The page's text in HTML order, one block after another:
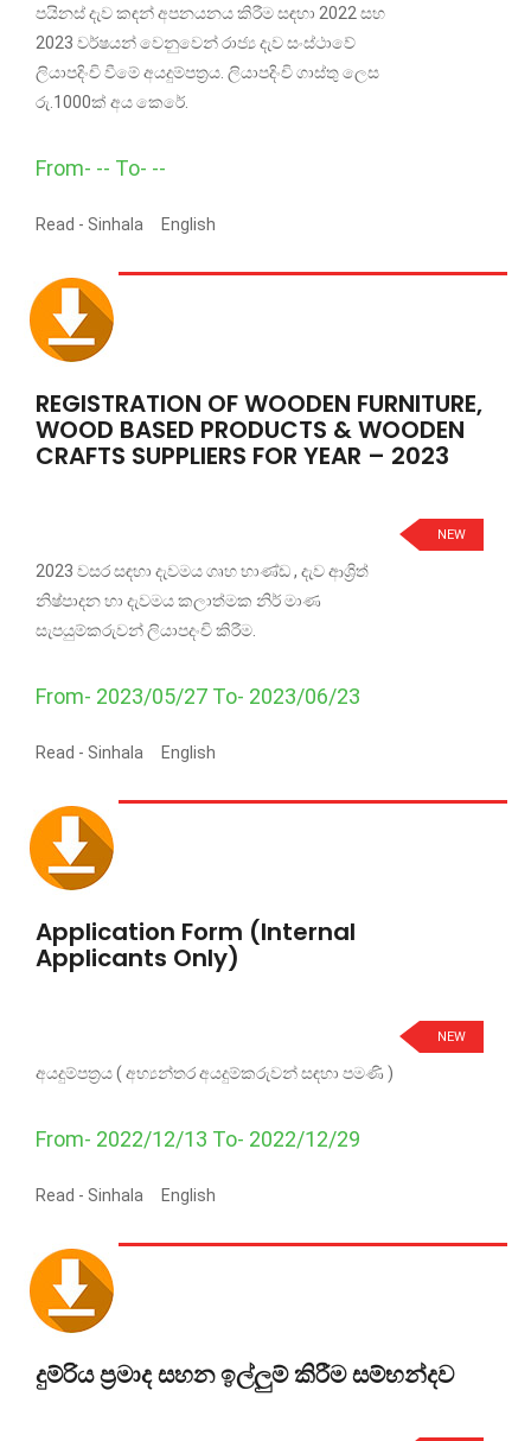
පයිනස් දැව කඳන් අපනයනය කිරීම සඳහා 2022 සහ
2023 වර්ෂයන් වෙනුවෙන් රාජ්‍ය දැව සංස්ථාවේ
ලියාපදිංචි වීමේ අයදුම්පත්‍රය. ලියාපදිංචි ගාස්තු ලෙස
රු.1000ක් අය කෙරේ.
From- -- To- --
Read - Sinhala English
REGISTRATION OF WOODEN FURNITURE,
WOOD BASED PRODUCTS & WOODEN
CRAFTS SUPPLIERS FOR YEAR – 2023
NEW
2023 වසර සඳහා දැවමය ගෘහ භාණ්ඩ , දැව ආශ්‍රිත්
නිෂ්පාදන හා දැවමය කලාත්මක නිර් මාණ
සැපයුම්කරුවන් ලියාපදංචි කිරීම.
From- 2023/05/27 To- 2023/06/23
Read - Sinhala English
Application Form (Internal
Applicants Only)
NEW
අයදුම්පත්‍රය ( අභ්‍යන්තර අයදුම්කරුවන් සඳහා පමණි )
From- 2022/12/13 To- 2022/12/29
Read - Sinhala English
දුම්රිය ප්‍රමාද සහන ඉල්ලුම් කිරීම සම්භන්දව